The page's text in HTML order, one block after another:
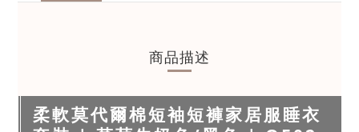
商品描述
柔軟莫代爾棉短袖短褲家居服睡衣